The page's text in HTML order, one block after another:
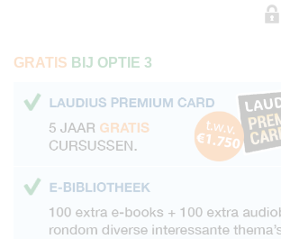
GRATIS BIJ OPTIE 3